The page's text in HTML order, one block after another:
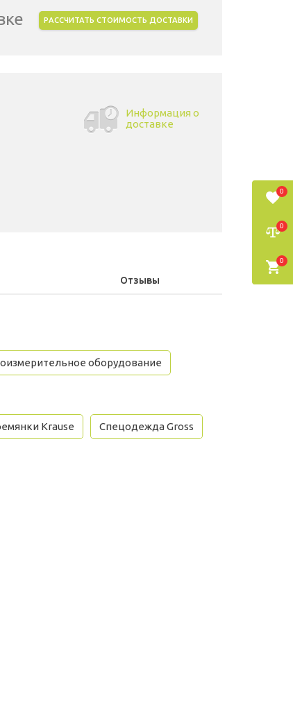
РАССЧИТАТЬ СТОИМОСТЬ ДОСТАВКИ
Информация о
доставке
Отзывы
оборудование
Krause Спецодежда Gross
0
0
0